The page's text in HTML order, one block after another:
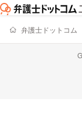
弁護士ドットコム